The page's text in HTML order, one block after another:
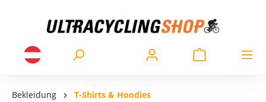
Bekleidung T-Shirts & Hoodies